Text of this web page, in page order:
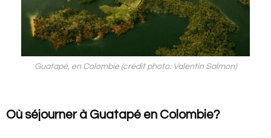
Guatapé, en Colombie (crédit photo: Valentin Salmon)
Où séjourner à Guatapé en Colombie?